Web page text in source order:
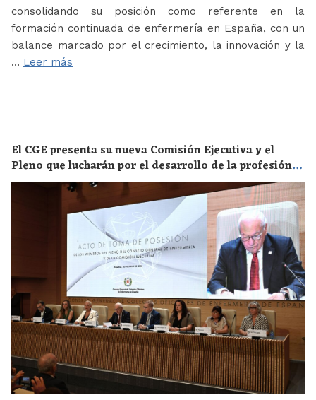
consolidando su posición como referente en la
formación continuada de enfermería en España, con un
balance marcado por el crecimiento, la innovación y la
… Leer más
El CGE presenta su nueva Comisión Ejecutiva y el
Pleno que lucharán por el desarrollo de la profesión
en los próximos años